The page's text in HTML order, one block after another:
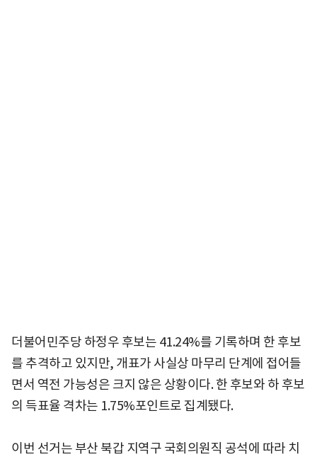
더불어민주당 하정우 후보는 41.24%를 기록하며 한 후보
를 추격하고 있지만, 개표가 사실상 마무리 단계에 접어들
면서 역전 가능성은 크지 않은 상황이다. 한 후보와 하 후보
의 득표율 격차는 1.75%포인트로 집계됐다.
이번 선거는 부산 북갑 지역구 국회의원직 공석에 따라 치